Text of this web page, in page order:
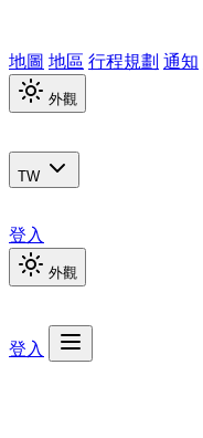
地圖 地區 行程規劃 通知
外觀
TW
登入
外觀
登入